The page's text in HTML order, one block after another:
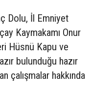
Dolu, İl Emniyet
Kaymakamı Onur
Hüsnü Kapu ve
bulunduğu hazır
çalışmalar hakkında